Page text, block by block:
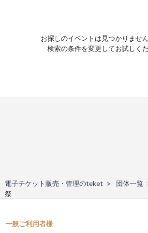
お探しのイベントは見つかりません
検索の条件を変更してお試しくだ
電子チケット販売・管理のteket 団体一覧
祭
一般ご利用者様